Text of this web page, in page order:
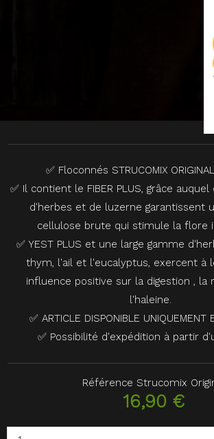
✅ Floconnés STRUCOMIX
✅ Il contient le FIBER PLUS, grâce
d'herbes et de luzerne garantissent
cellulose brute qui stimule la flore
✅ YEST PLUS et une large gamme
thym, l'ail et l'eucalyptus, exercent à
influence positive sur la digestion , la
l'haleine.
✅ ARTICLE DISPONIBLE UNIQUEMENT
✅ Possibilité d'expédition à partir
Référence Strucomix
16,90 €